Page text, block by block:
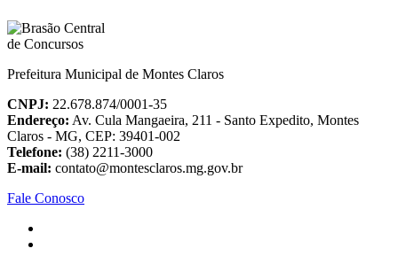
Prefeitura Municipal de Montes Claros
CNPJ: 22.678.874/0001-35
Endereço: Av. Cula Mangaeira, 211 - Santo Expedito, Montes
Claros - MG, CEP: 39401-002
Telefone: (38) 2211-3000
E-mail: contato@montesclaros.mg.gov.br
Fale Conosco